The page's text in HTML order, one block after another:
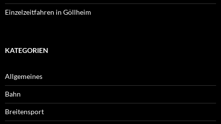
Einzelzeitfahren in Göllheim
KATEGORIEN
Allgemeines
Bahn
Breitensport